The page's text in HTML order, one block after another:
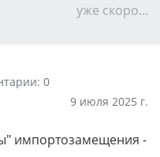
уже скоро...
0
9 июля 2025 г.
импортозамещения -